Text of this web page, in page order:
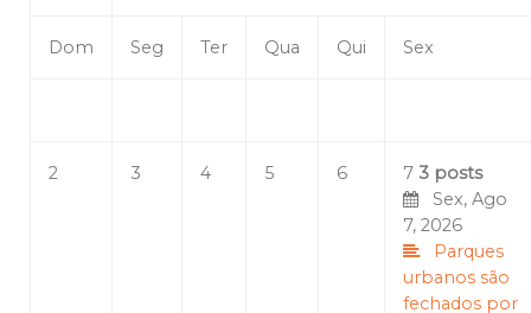
Dom Seg Ter Qua Qui Sex
2 3 4 5 6 7 3 posts
Sex, Ago
7, 2026
Parques
urbanos são
fechados por